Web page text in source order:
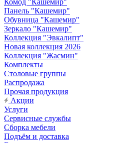
Комод "Кашемир"
Панель "Кашемир"
Обувница "Кашемир"
Зеркало "Кашемир"
Коллекция "Эвкалипт"
Новая коллекция 2026
Коллекция "Жасмин"
Комплекты
Столовые группы
Распродажа
Прочая продукция
Акции
Услуги
Сервисные службы
Сборка мебели
Подъём и доставка